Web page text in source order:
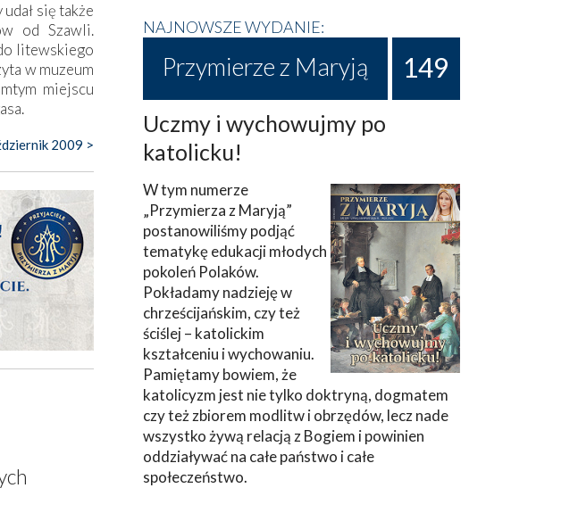
się także
od Szawli.
litewskiego
w muzeum
miejscu
2009 >
NAJNOWSZE WYDANIE:
Przymierze z Maryją 149
Uczmy i wychowujmy po
katolicku!
W tym numerze
„Przymierza z Maryją”
postanowiliśmy podjąć
tematykę edukacji młodych
pokoleń Polaków.
Pokładamy nadzieję w
chrześcijańskim, czy też
ściślej – katolickim
kształceniu i wychowaniu.
Pamiętamy bowiem, że
katolicyzm jest nie tylko doktryną, dogmatem
czy też zbiorem modlitw i obrzędów, lecz nade
wszystko żywą relacją z Bogiem i powinien
oddziaływać na całe państwo i całe
społeczeństwo.